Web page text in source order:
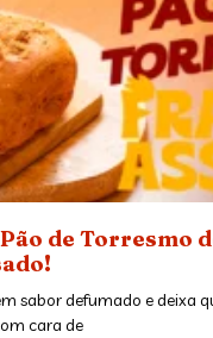
de Torresmo
sabor defumado e deixa
cara de